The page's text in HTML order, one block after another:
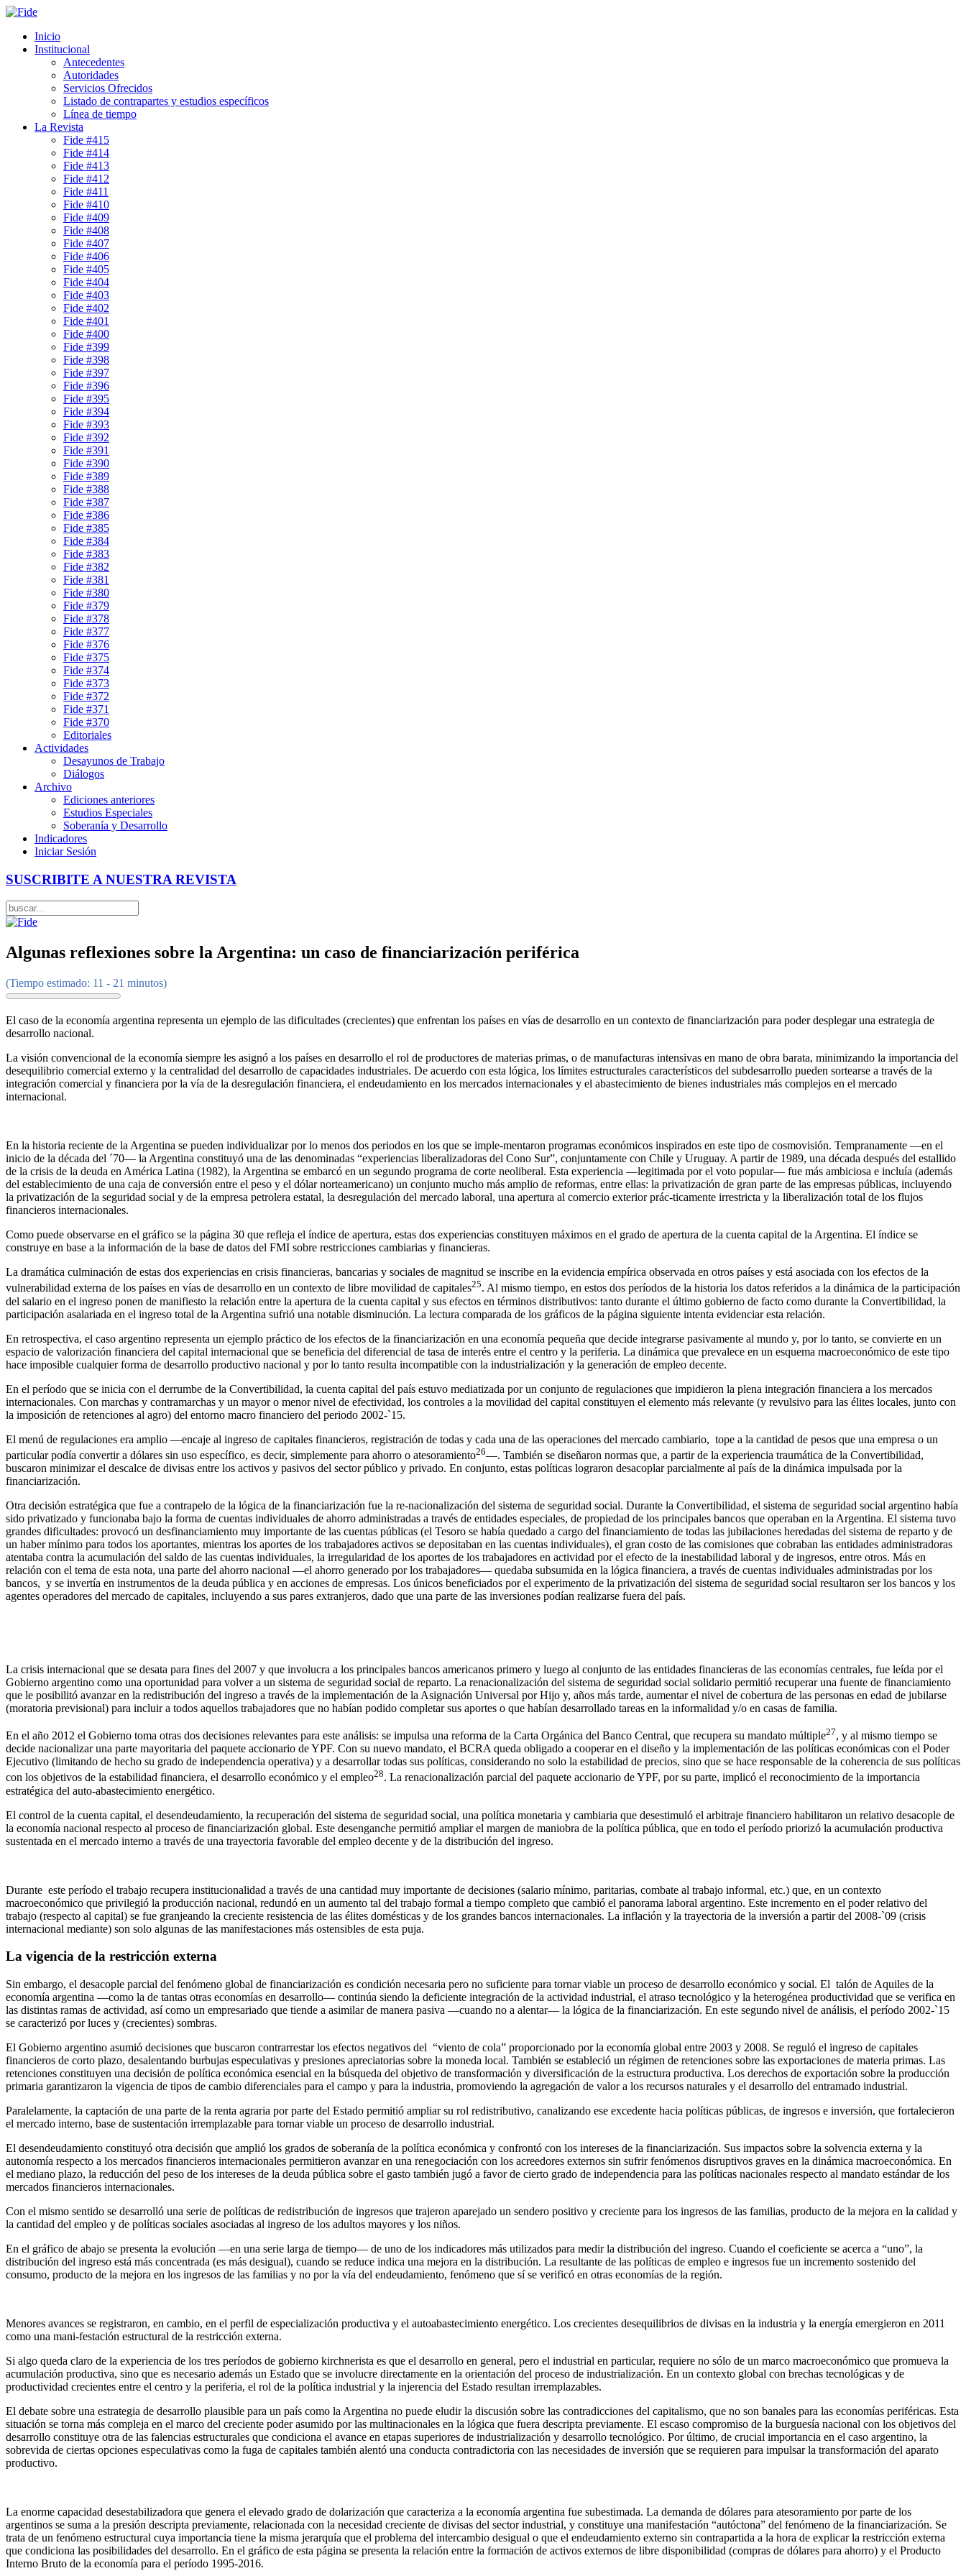
Inicio
Institucional
Antecedentes
Autoridades
Servicios Ofrecidos
Listado de contrapartes y estudios específicos
Línea de tiempo
La Revista
Fide #415
Fide #414
Fide #413
Fide #412
Fide #411
Fide #410
Fide #409
Fide #408
Fide #407
Fide #406
Fide #405
Fide #404
Fide #403
Fide #402
Fide #401
Fide #400
Fide #399
Fide #398
Fide #397
Fide #396
Fide #395
Fide #394
Fide #393
Fide #392
Fide #391
Fide #390
Fide #389
Fide #388
Fide #387
Fide #386
Fide #385
Fide #384
Fide #383
Fide #382
Fide #381
Fide #380
Fide #379
Fide #378
Fide #377
Fide #376
Fide #375
Fide #374
Fide #373
Fide #372
Fide #371
Fide #370
Editoriales
Actividades
Desayunos de Trabajo
Diálogos
Archivo
Ediciones anteriores
Estudios Especiales
Soberanía y Desarrollo
Indicadores
Iniciar Sesión
SUSCRIBITE A NUESTRA REVISTA
Algunas reflexiones sobre la Argentina: un caso de financiarización periférica
(Tiempo estimado: 11 - 21 minutos)
El caso de la economía argentina representa un ejemplo de las dificultades (crecientes) que enfrentan los países en vías de desarrollo en un contexto de financiarización para poder desplegar una estrategia de
desarrollo nacional.
La visión convencional de la economía siempre les asignó a los países en desarrollo el rol de productores de materias primas, o de manufacturas intensivas en mano de obra barata, minimizando la importancia del
desequilibrio comercial externo y la centralidad del desarrollo de capacidades industriales. De acuerdo con esta lógica, los límites estructurales característicos del subdesarrollo pueden sortearse a través de la
integración comercial y financiera por la vía de la desregulación financiera, el endeudamiento en los mercados internacionales y el abastecimiento de bienes industriales más complejos en el mercado
internacional.
En la historia reciente de la Argentina se pueden individualizar por lo menos dos periodos en los que se imple-mentaron programas económicos inspirados en este tipo de cosmovisión. Tempranamente —en el
inicio de la década del ´70— la Argentina constituyó una de las denominadas “experiencias liberalizadoras del Cono Sur”, conjuntamente con Chile y Uruguay. A partir de 1989, una década después del estallido
de la crisis de la deuda en América Latina (1982), la Argentina se embarcó en un segundo programa de corte neoliberal. Esta experiencia —legitimada por el voto popular— fue más ambiciosa e incluía (además
del establecimiento de una caja de conversión entre el peso y el dólar norteamericano) un conjunto mucho más amplio de reformas, entre ellas: la privatización de gran parte de las empresas públicas, incluyendo
la privatización de la seguridad social y de la empresa petrolera estatal, la desregulación del mercado laboral, una apertura al comercio exterior prác-ticamente irrestricta y la liberalización total de los flujos
financieros internacionales.
Como puede observarse en el gráfico se la página 30 que refleja el índice de apertura, estas dos experiencias constituyen máximos en el grado de apertura de la cuenta capital de la Argentina. El índice se
construye en base a la información de la base de datos del FMI sobre restricciones cambiarias y financieras.
La dramática culminación de estas dos experiencias en crisis financieras, bancarias y sociales de magnitud se inscribe en la evidencia empírica observada en otros países y está asociada con los efectos de la
vulnerabilidad externa de los países en vías de desarrollo en un contexto de libre movilidad de capitales25. Al mismo tiempo, en estos dos períodos de la historia los datos referidos a la dinámica de la participación
del salario en el ingreso ponen de manifiesto la relación entre la apertura de la cuenta capital y sus efectos en términos distributivos: tanto durante el último gobierno de facto como durante la Convertibilidad, la
participación asalariada en el ingreso total de la Argentina sufrió una notable disminución. La lectura comparada de los gráficos de la página siguiente intenta evidenciar esta relación.
En retrospectiva, el caso argentino representa un ejemplo práctico de los efectos de la financiarización en una economía pequeña que decide integrarse pasivamente al mundo y, por lo tanto, se convierte en un
espacio de valorización financiera del capital internacional que se beneficia del diferencial de tasa de interés entre el centro y la periferia. La dinámica que prevalece en un esquema macroeconómico de este tipo
hace imposible cualquier forma de desarrollo productivo nacional y por lo tanto resulta incompatible con la industrialización y la generación de empleo decente.
En el período que se inicia con el derrumbe de la Convertibilidad, la cuenta capital del país estuvo mediatizada por un conjunto de regulaciones que impidieron la plena integración financiera a los mercados
internacionales. Con marchas y contramarchas y un mayor o menor nivel de efectividad, los controles a la movilidad del capital constituyen el elemento más relevante (y revulsivo para las élites locales, junto con
la imposición de retenciones al agro) del entorno macro financiero del periodo 2002-`15.
El menú de regulaciones era amplio —encaje al ingreso de capitales financieros, registración de todas y cada una de las operaciones del mercado cambiario, tope a la cantidad de pesos que una empresa o un
particular podía convertir a dólares sin uso específico, es decir, simplemente para ahorro o atesoramiento26—. También se diseñaron normas que, a partir de la experiencia traumática de la Convertibilidad,
buscaron minimizar el descalce de divisas entre los activos y pasivos del sector público y privado. En conjunto, estas políticas lograron desacoplar parcialmente al país de la dinámica impulsada por la
financiarización.
Otra decisión estratégica que fue a contrapelo de la lógica de la financiarización fue la re-nacionalización del sistema de seguridad social. Durante la Convertibilidad, el sistema de seguridad social argentino había
sido privatizado y funcionaba bajo la forma de cuentas individuales de ahorro administradas a través de entidades especiales, de propiedad de los principales bancos que operaban en la Argentina. El sistema tuvo
grandes dificultades: provocó un desfinanciamiento muy importante de las cuentas públicas (el Tesoro se había quedado a cargo del financiamiento de todas las jubilaciones heredadas del sistema de reparto y de
un haber mínimo para todos los aportantes, mientras los aportes de los trabajadores activos se depositaban en las cuentas individuales), el gran costo de las comisiones que cobraban las entidades administradoras
atentaba contra la acumulación del saldo de las cuentas individuales, la irregularidad de los aportes de los trabajadores en actividad por el efecto de la inestabilidad laboral y de ingresos, entre otros. Más en
relación con el tema de esta nota, una parte del ahorro nacional —el ahorro generado por los trabajadores— quedaba subsumida en la lógica financiera, a través de cuentas individuales administradas por los
bancos, y se invertía en instrumentos de la deuda pública y en acciones de empresas. Los únicos beneficiados por el experimento de la privatización del sistema de seguridad social resultaron ser los bancos y los
agentes operadores del mercado de capitales, incluyendo a sus pares extranjeros, dado que una parte de las inversiones podían realizarse fuera del país.
La crisis internacional que se desata para fines del 2007 y que involucra a los principales bancos americanos primero y luego al conjunto de las entidades financieras de las economías centrales, fue leída por el
Gobierno argentino como una oportunidad para volver a un sistema de seguridad social de reparto. La renacionalización del sistema de seguridad social solidario permitió recuperar una fuente de financiamiento
que le posibilitó avanzar en la redistribución del ingreso a través de la implementación de la Asignación Universal por Hijo y, años más tarde, aumentar el nivel de cobertura de las personas en edad de jubilarse
(moratoria previsional) para incluir a todos aquellos trabajadores que no habían podido completar sus aportes o que habían desarrollado tareas en la informalidad y/o en casas de familia.
En el año 2012 el Gobierno toma otras dos decisiones relevantes para este análisis: se impulsa una reforma de la Carta Orgánica del Banco Central, que recupera su mandato múltiple27, y al mismo tiempo se
decide nacionalizar una parte mayoritaria del paquete accionario de YPF. Con su nuevo mandato, el BCRA queda obligado a cooperar en el diseño y la implementación de las políticas económicas con el Poder
Ejecutivo (limitando de hecho su grado de independencia operativa) y a desarrollar todas sus políticas, considerando no solo la estabilidad de precios, sino que se hace responsable de la coherencia de sus políticas
con los objetivos de la estabilidad financiera, el desarrollo económico y el empleo28. La renacionalización parcial del paquete accionario de YPF, por su parte, implicó el reconocimiento de la importancia
estratégica del auto-abastecimiento energético.
El control de la cuenta capital, el desendeudamiento, la recuperación del sistema de seguridad social, una política monetaria y cambiaria que desestimuló el arbitraje financiero habilitaron un relativo desacople de
la economía nacional respecto al proceso de financiarización global. Este desenganche permitió ampliar el margen de maniobra de la política pública, que en todo el período priorizó la acumulación productiva
sustentada en el mercado interno a través de una trayectoria favorable del empleo decente y de la distribución del ingreso.
Durante este período el trabajo recupera institucionalidad a través de una cantidad muy importante de decisiones (salario mínimo, paritarias, combate al trabajo informal, etc.) que, en un contexto
macroeconómico que privilegió la producción nacional, redundó en un aumento tal del trabajo formal a tiempo completo que cambió el panorama laboral argentino. Este incremento en el poder relativo del
trabajo (respecto al capital) se fue granjeando la creciente resistencia de las élites domésticas y de los grandes bancos internacionales. La inflación y la trayectoria de la inversión a partir del 2008-`09 (crisis
internacional mediante) son solo algunas de las manifestaciones más ostensibles de esta puja.
La vigencia de la restricción externa
Sin embargo, el desacople parcial del fenómeno global de financiarización es condición necesaria pero no suficiente para tornar viable un proceso de desarrollo económico y social. El talón de Aquiles de la
economía argentina —como la de tantas otras economías en desarrollo— continúa siendo la deficiente integración de la actividad industrial, el atraso tecnológico y la heterogénea productividad que se verifica en
las distintas ramas de actividad, así como un empresariado que tiende a asimilar de manera pasiva —cuando no a alentar— la lógica de la financiarización. En este segundo nivel de análisis, el período 2002-`15
se caracterizó por luces y (crecientes) sombras.
El Gobierno argentino asumió decisiones que buscaron contrarrestar los efectos negativos del “viento de cola” proporcionado por la economía global entre 2003 y 2008. Se reguló el ingreso de capitales
financieros de corto plazo, desalentando burbujas especulativas y presiones apreciatorias sobre la moneda local. También se estableció un régimen de retenciones sobre las exportaciones de materia primas. Las
retenciones constituyen una decisión de política económica esencial en la búsqueda del objetivo de transformación y diversificación de la estructura productiva. Los derechos de exportación sobre la producción
primaria garantizaron la vigencia de tipos de cambio diferenciales para el campo y para la industria, promoviendo la agregación de valor a los recursos naturales y el desarrollo del entramado industrial.
Paralelamente, la captación de una parte de la renta agraria por parte del Estado permitió ampliar su rol redistributivo, canalizando ese excedente hacia políticas públicas, de ingresos e inversión, que fortalecieron
el mercado interno, base de sustentación irremplazable para tornar viable un proceso de desarrollo industrial.
El desendeudamiento constituyó otra decisión que amplió los grados de soberanía de la política económica y confrontó con los intereses de la financiarización. Sus impactos sobre la solvencia externa y la
autonomía respecto a los mercados financieros internacionales permitieron avanzar en una renegociación con los acreedores externos sin sufrir fenómenos disruptivos graves en la dinámica macroeconómica. En
el mediano plazo, la reducción del peso de los intereses de la deuda pública sobre el gasto también jugó a favor de cierto grado de independencia para las políticas nacionales respecto al mandato estándar de los
mercados financieros internacionales.
Con el mismo sentido se desarrolló una serie de políticas de redistribución de ingresos que trajeron aparejado un sendero positivo y creciente para los ingresos de las familias, producto de la mejora en la calidad y
la cantidad del empleo y de políticas sociales asociadas al ingreso de los adultos mayores y los niños.
En el gráfico de abajo se presenta la evolución —en una serie larga de tiempo— de uno de los indicadores más utilizados para medir la distribución del ingreso. Cuando el coeficiente se acerca a “uno”, la
distribución del ingreso está más concentrada (es más desigual), cuando se reduce indica una mejora en la distribución. La resultante de las políticas de empleo e ingresos fue un incremento sostenido del
consumo, producto de la mejora en los ingresos de las familias y no por la vía del endeudamiento, fenómeno que sí se verificó en otras economías de la región.
Menores avances se registraron, en cambio, en el perfil de especialización productiva y el autoabastecimiento energético. Los crecientes desequilibrios de divisas en la industria y la energía emergieron en 2011
como una mani-festación estructural de la restricción externa.
Si algo queda claro de la experiencia de los tres períodos de gobierno kirchnerista es que el desarrollo en general, pero el industrial en particular, requiere no sólo de un marco macroeconómico que promueva la
acumulación productiva, sino que es necesario además un Estado que se involucre directamente en la orientación del proceso de industrialización. En un contexto global con brechas tecnológicas y de
productividad crecientes entre el centro y la periferia, el rol de la política industrial y la injerencia del Estado resultan irremplazables.
El debate sobre una estrategia de desarrollo plausible para un país como la Argentina no puede eludir la discusión sobre las contradicciones del capitalismo, que no son banales para las economías periféricas. Esta
situación se torna más compleja en el marco del creciente poder asumido por las multinacionales en la lógica que fuera descripta previamente. El escaso compromiso de la burguesía nacional con los objetivos del
desarrollo constituye otra de las falencias estructurales que condiciona el avance en etapas superiores de industrialización y desarrollo tecnológico. Por último, de crucial importancia en el caso argentino, la
sobrevida de ciertas opciones especulativas como la fuga de capitales también alentó una conducta contradictoria con las necesidades de inversión que se requieren para impulsar la transformación del aparato
productivo.
La enorme capacidad desestabilizadora que genera el elevado grado de dolarización que caracteriza a la economía argentina fue subestimada. La demanda de dólares para atesoramiento por parte de los
argentinos se suma a la presión descripta previamente, relacionada con la necesidad creciente de divisas del sector industrial, y constituye una manifestación “autóctona” del fenómeno de la financiarización. Se
trata de un fenómeno estructural cuya importancia tiene la misma jerarquía que el problema del intercambio desigual o que el endeudamiento externo sin contrapartida a la hora de explicar la restricción externa
que condiciona las posibilidades del desarrollo. En el gráfico de esta página se presenta la relación entre la formación de activos externos de libre disponibilidad (compras de dólares para ahorro) y el Producto
Interno Bruto de la economía para el período 1995-2016.